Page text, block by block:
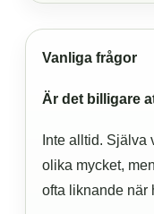
Vanliga frågor
Är det billigare
Inte alltid. Själva
olika mycket,
ofta liknande när